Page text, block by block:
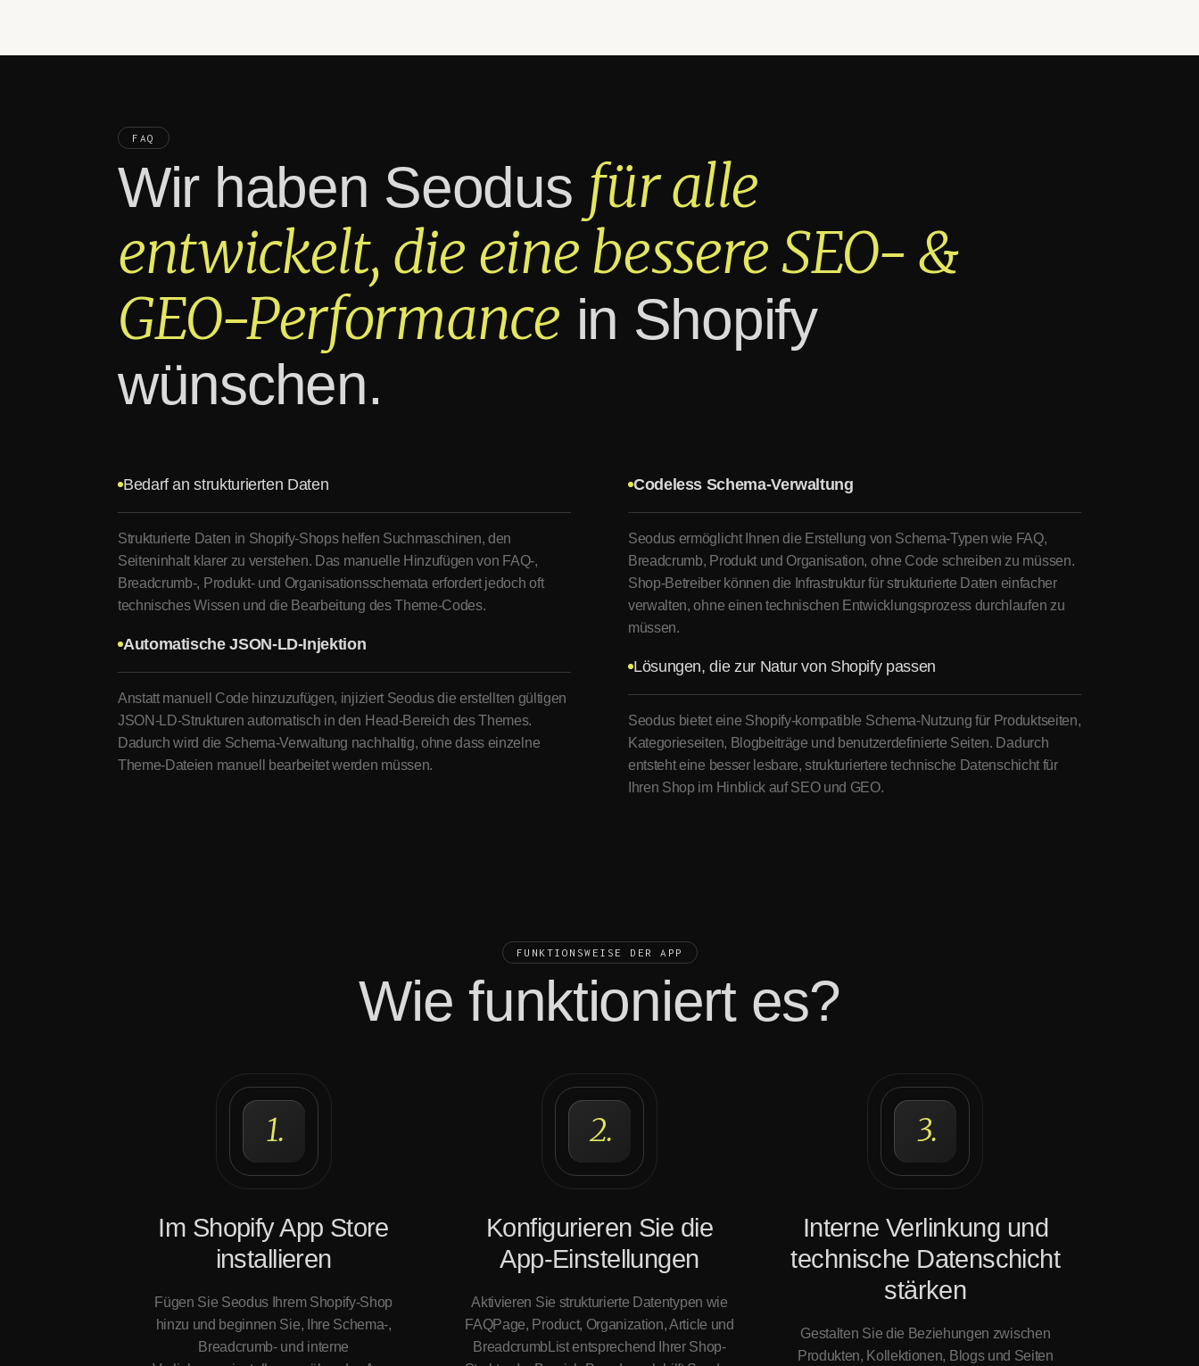
FAQ
Wir haben Seodus für alle
entwickelt, die eine bessere SEO- &
GEO-Performance in Shopify
wünschen.
Bedarf an strukturierten Daten
Strukturierte Daten in Shopify-Shops helfen Suchmaschinen, den
Seiteninhalt klarer zu verstehen. Das manuelle Hinzufügen von FAQ-,
Breadcrumb-, Produkt- und Organisationsschemata erfordert jedoch oft
technisches Wissen und die Bearbeitung des Theme-Codes.
Automatische JSON-LD-Injektion
Anstatt manuell Code hinzuzufügen, injiziert Seodus die erstellten gültigen
JSON-LD-Strukturen automatisch in den Head-Bereich des Themes.
Dadurch wird die Schema-Verwaltung nachhaltig, ohne dass einzelne
Theme-Dateien manuell bearbeitet werden müssen.
Codeless Schema-Verwaltung
Seodus ermöglicht Ihnen die Erstellung von Schema-Typen wie FAQ,
Breadcrumb, Produkt und Organisation, ohne Code schreiben zu müssen.
Shop-Betreiber können die Infrastruktur für strukturierte Daten einfacher
verwalten, ohne einen technischen Entwicklungsprozess durchlaufen zu
müssen.
Lösungen, die zur Natur von Shopify passen
Seodus bietet eine Shopify-kompatible Schema-Nutzung für Produktseiten,
Kategorieseiten, Blogbeiträge und benutzerdefinierte Seiten. Dadurch
entsteht eine besser lesbare, strukturiertere technische Datenschicht für
Ihren Shop im Hinblick auf SEO und GEO.
FUNKTIONSWEISE DER APP
Wie funktioniert es?
1.
Im Shopify App Store
installieren
Fügen Sie Seodus Ihrem Shopify-Shop
hinzu und beginnen Sie, Ihre Schema-,
Breadcrumb- und interne
2.
Konfigurieren Sie die
App-Einstellungen
Aktivieren Sie strukturierte Datentypen wie
FAQPage, Product, Organization, Article und
BreadcrumbList entsprechend Ihrer Shop-
3.
Interne Verlinkung und
technische Datenschicht
stärken
Gestalten Sie die Beziehungen zwischen
Produkten, Kollektionen, Blogs und Seiten